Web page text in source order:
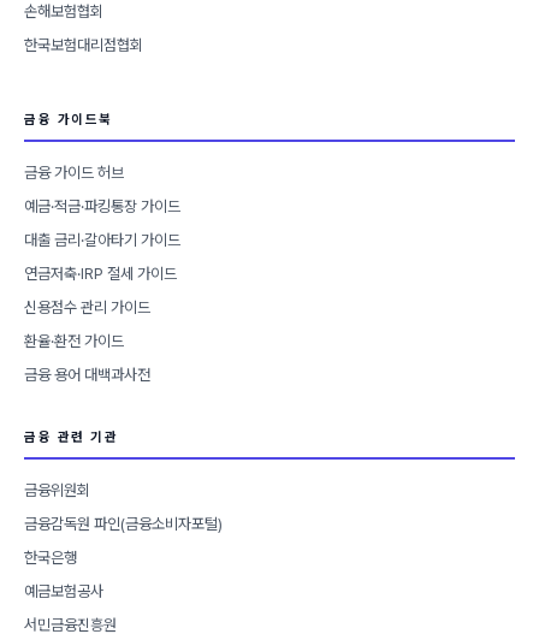
손해보험협회
한국보험대리점협회
금융 가이드북
금융 가이드 허브
예금·적금·파킹통장 가이드
대출 금리·갈아타기 가이드
연금저축·IRP 절세 가이드
신용점수 관리 가이드
환율·환전 가이드
금융 용어 대백과사전
금융 관련 기관
금융위원회
금융감독원 파인(금융소비자포털)
한국은행
예금보험공사
서민금융진흥원